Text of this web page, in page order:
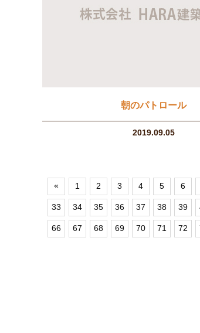
朝のパトロール
2019.09.05
« 1 2 3 4 5 6
33 34 35 36 37 38 39
66 67 68 69 70 71 72